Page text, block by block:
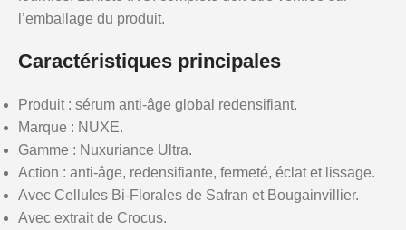
l’emballage du produit.
Caractéristiques principales
Produit : sérum anti-âge global redensifiant.
Marque : NUXE.
Gamme : Nuxuriance Ultra.
Action : anti-âge, redensifiante, fermeté, éclat et lissage.
Avec Cellules Bi-Florales de Safran et Bougainvillier.
Avec extrait de Crocus.